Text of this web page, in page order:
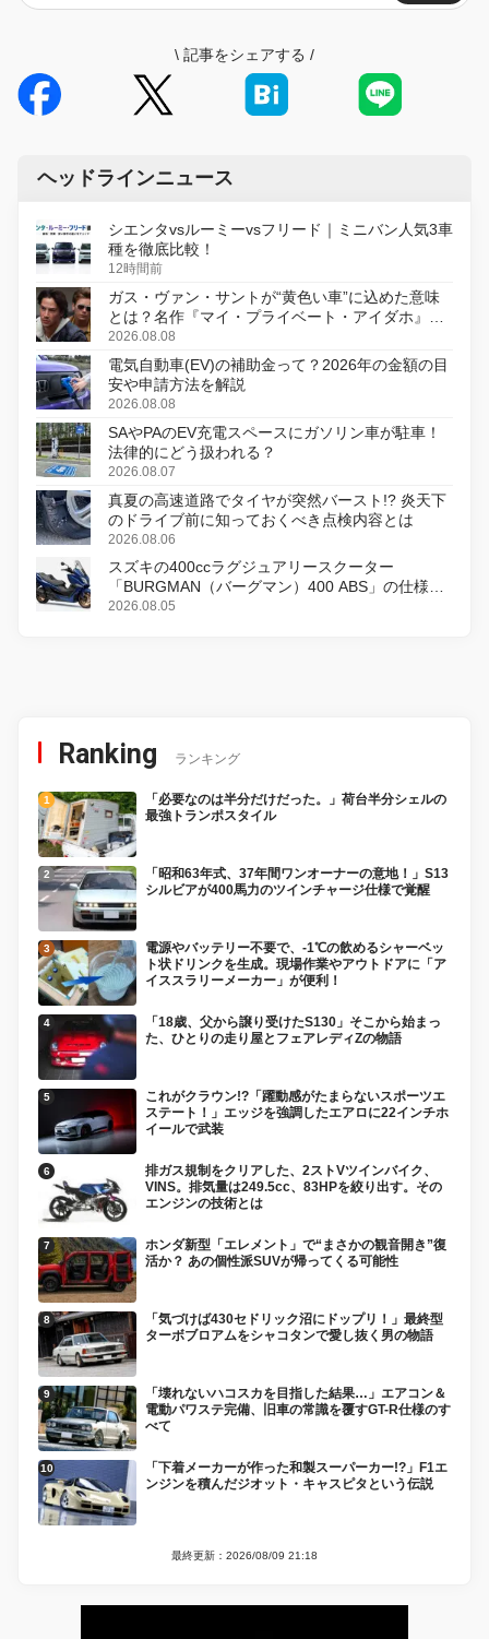
\ 記事をシェアする /
ヘッドラインニュース
シエンタvsルーミーvsフリード｜ミニバン人気3車
種を徹底比較！
12時間前
ガス・ヴァン・サントが“黄色い車”に込めた意味
とは？名作『マイ・プライベート・アイダホ』が
初のデジタルリマスター版で復活
2026.08.08
電気自動車(EV)の補助金って？2026年の金額の目
安や申請方法を解説
2026.08.08
SAやPAのEV充電スペースにガソリン車が駐車！
法律的にどう扱われる？
2026.08.07
真夏の高速道路でタイヤが突然バースト!? 炎天下
のドライブ前に知っておくべき点検内容とは
2026.08.06
スズキの400ccラグジュアリースクーター
「BURGMAN（バーグマン）400 ABS」の仕様を
変更し、8月18日に発売
2026.08.05
Ranking ランキング
「必要なのは半分だけだった。」荷台半分シェルの
最強トランポスタイル
「昭和63年式、37年間ワンオーナーの意地！」S13
シルビアが400馬力のツインチャージ仕様で覚醒
電源やバッテリー不要で、-1℃の飲めるシャーベッ
ト状ドリンクを生成。現場作業やアウトドアに「ア
イススラリーメーカー」が便利！
「18歳、父から譲り受けたS130」そこから始まっ
た、ひとりの走り屋とフェアレディZの物語
これがクラウン!?「躍動感がたまらないスポーツエ
ステート！」エッジを強調したエアロに22インチホ
イールで武装
排ガス規制をクリアした、2ストVツインバイク、
VINS。排気量は249.5cc、83HPを絞り出す。その
エンジンの技術とは
ホンダ新型「エレメント」で“まさかの観音開き”復
活か？ あの個性派SUVが帰ってくる可能性
「気づけば430セドリック沼にドップリ！」最終型
ターボブロアムをシャコタンで愛し抜く男の物語
「壊れないハコスカを目指した結果…」エアコン＆
電動パワステ完備、旧車の常識を覆すGT-R仕様のす
べて
「下着メーカーが作った和製スーパーカー!?」F1エ
ンジンを積んだジオット・キャスピタという伝説
最終更新：2026/08/09 21:18